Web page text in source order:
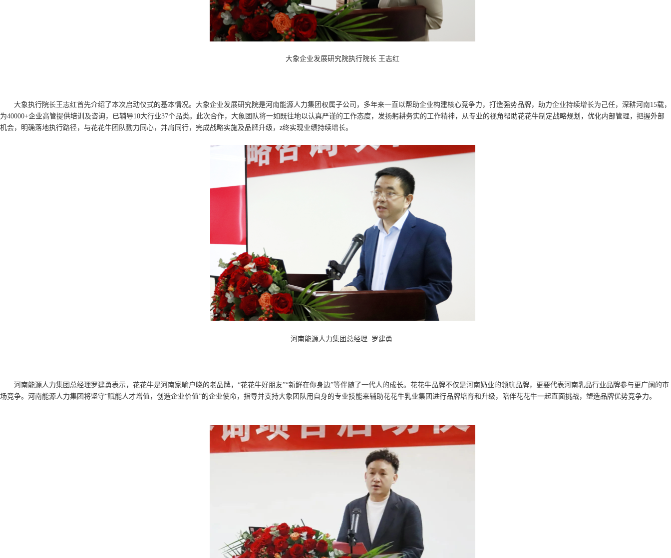
大象企业发展研究院执行院长 王志红
大象执行院长王志红首先介绍了本次启动仪式的基本情况。大象企业发展研究院是河南能源人力集团权属子公司，多年来一直以帮助企业构建核心竞争力，打造强势品牌，助力企业持续增长为己任，深耕河南15载，
为40000+企业高管提供培训及咨询，已辅导10大行业37个品类。此次合作，大象团队将一如既往地以认真严谨的工作态度，发扬躬耕务实的工作精神，从专业的视角帮助花花牛制定战略规划，优化内部管理，把握外部
机会，明确落地执行路径，与花花牛团队勠力同心，并肩同行，完成战略实施及品牌升级，z终实现业绩持续增长。
河南能源人力集团总经理 罗建勇
河南能源人力集团总经理罗建勇表示，花花牛是河南家喻户晓的老品牌，“花花牛好朋友”“新鲜在你身边”等伴随了一代人的成长。花花牛品牌不仅是河南奶业的领航品牌，更要代表河南乳品行业品牌参与更广阔的市
场竞争。河南能源人力集团将坚守“赋能人才增值，创造企业价值”的企业使命，指导并支持大象团队用自身的专业技能来辅助花花牛乳业集团进行品牌培育和升级，陪伴花花牛一起直面挑战，塑造品牌优势竞争力。